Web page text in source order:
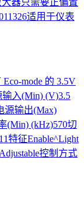
器只需要正偏置
适用于仪表
mode 的 3.5V
入(Min) (V)3.5
源输出(Max)
(Min) (kHz)570切
特征Enable^Light
控制方式